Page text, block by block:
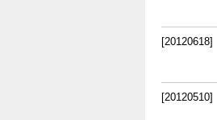
[20120618]
[20120510]